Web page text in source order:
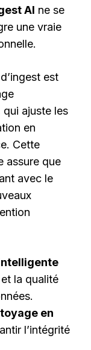
AI ne se
une vraie
est
ajuste les
en
Cette
assure que
avec le
la qualité
en
l’intégrité